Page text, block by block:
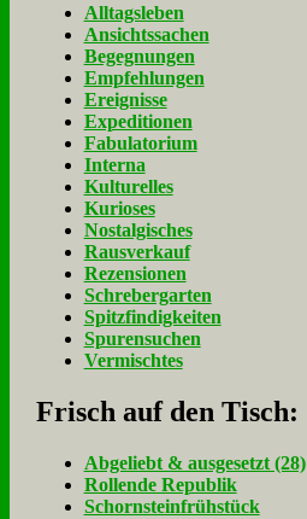
Alltagsleben
Ansichtssachen
Begegnungen
Empfehlungen
Ereignisse
Expeditionen
Fabulatorium
Interna
Kulturelles
Kurioses
Nostalgisches
Rausverkauf
Rezensionen
Schrebergarten
Spitzfindigkeiten
Spurensuchen
Vermischtes
Frisch auf den Tisch:
Ab­ge­liebt & aus­ge­setzt (28)
Rol­len­de Re­pu­blik
Schorn­stein­früh­stück